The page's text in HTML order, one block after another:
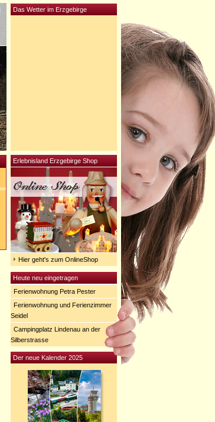
Erlebnisland Erzgebirge Shop
Hier geht's zum OnlineShop
Heute neu eingetragen
Ferienwohnung Petra Pester
Ferienwohnung und Ferienzimmer
Seidel
Campingplatz Lindenau an der
Silberstrasse
Der neue Kalender 2025
Das Wetter im Erzgebirge